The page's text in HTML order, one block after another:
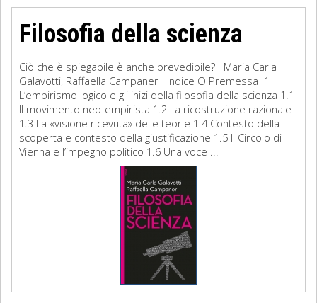
Filosofia della scienza
Ciò che è spiegabile è anche prevedibile? Maria Carla
Galavotti, Raffaella Campaner Indice O Premessa 1
L’empirismo logico e gli inizi della filosofia della scienza 1.1
Il movimento neo-empirista 1.2 La ricostruzione razionale
1.3 La «visione ricevuta» delle teorie 1.4 Contesto della
scoperta e contesto della giustificazione 1.5 Il Circolo di
Vienna e l’impegno politico 1.6 Una voce ...